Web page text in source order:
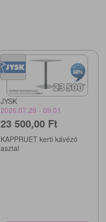
JYSK
2026.07.29 - 09.01
23 500,00 Ft
KAPPRUET kerti kávézó
asztal